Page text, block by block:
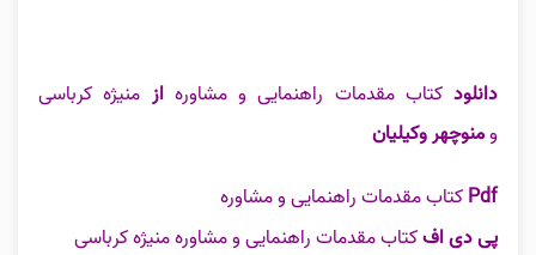
دانلودکتاب مقدمات راهنمایی و مشاورهاز منیژه کرباسی
ومنوچهر وکیلیان
Pdfکتاب مقدمات راهنمایی و مشاوره
پی دی افکتاب مقدمات راهنمایی و مشاوره منیژه کرباسی